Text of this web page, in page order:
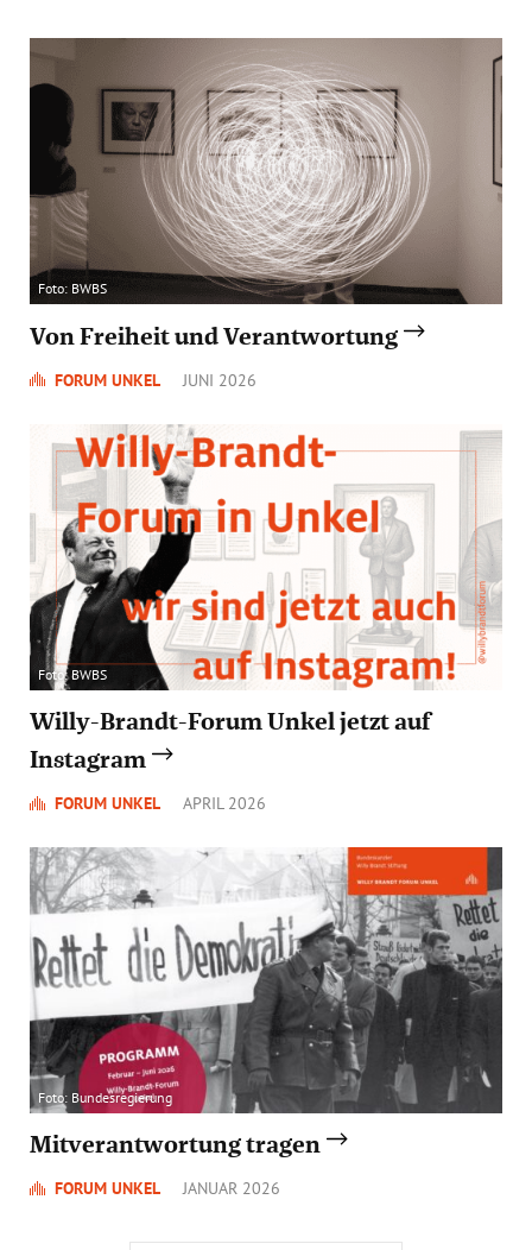
Foto: BWBS
Von Freiheit und Verantwortung
FORUM UNKEL JUNI 2026
Foto: BWBS
Willy-Brandt-Forum Unkel jetzt auf
Instagram
FORUM UNKEL APRIL 2026
Foto: Bundesregierung
Mitverantwortung tragen
FORUM UNKEL JANUAR 2026